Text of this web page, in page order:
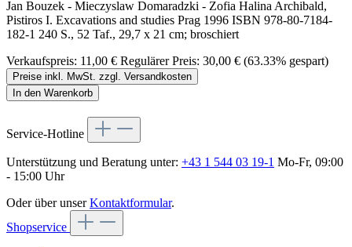
Jan Bouzek - Mieczyslaw Domaradzki - Zofia Halina Archibald,
Pistiros I. Excavations and studies Prag 1996 ISBN 978-80-7184-
182-1 240 S., 52 Taf., 29,7 x 21 cm; broschiert
Verkaufspreis: 11,00 € Regulärer Preis: 30,00 € (63.33% gespart)
Preise inkl. MwSt. zzgl. Versandkosten
In den Warenkorb
Service-Hotline
Unterstützung und Beratung unter: +43 1 544 03 19-1 Mo-Fr, 09:00
- 15:00 Uhr
Oder über unserKontaktformular.
Shopservice